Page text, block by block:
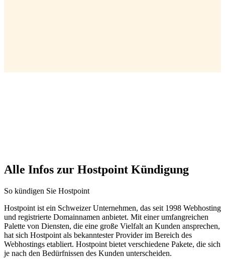
Alle Infos zur Hostpoint Kündigung
So kündigen Sie Hostpoint
Hostpoint ist ein Schweizer Unternehmen, das seit 1998 Webhosting
und registrierte Domainnamen anbietet. Mit einer umfangreichen
Palette von Diensten, die eine große Vielfalt an Kunden ansprechen,
hat sich Hostpoint als bekanntester Provider im Bereich des
Webhostings etabliert. Hostpoint bietet verschiedene Pakete, die sich
je nach den Bedürfnissen des Kunden unterscheiden.